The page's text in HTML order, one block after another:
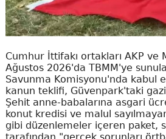
Cumhur İttifakı ortakları AKP ve
Ağustos 2026'da TBMM'ye
Savunma Komisyonu'nda kabul
kanun teklifi, Güvenpark'taki
Şehit anne-babalarına asgari
konut kredisi ve malul
gibi düzenlemeler içeren paket,